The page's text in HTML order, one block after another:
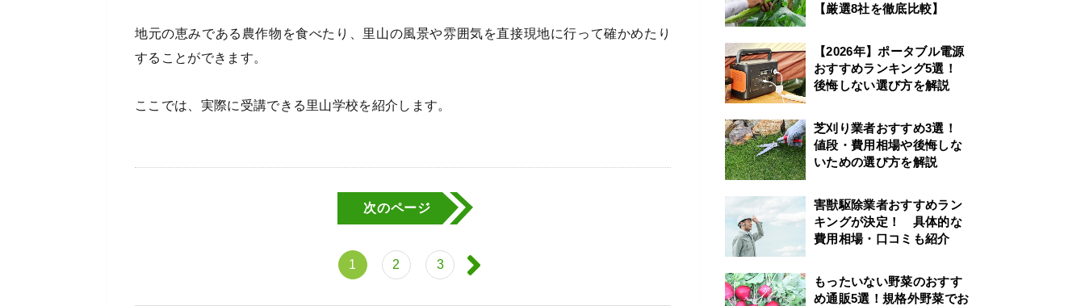
地元の恵みである農作物を食べたり、里山の風景や雰囲気を直接現地に行って確かめたり
することができます。
ここでは、実際に受講できる里山学校を紹介します。
次のページ
1 2 3
【厳選8社を徹底比較】
【2026年】ポータブル電源
おすすめランキング5選！
後悔しない選び方を解説
芝刈り業者おすすめ3選！
値段・費用相場や後悔しな
いための選び方を解説
害獣駆除業者おすすめラン
キングが決定！ 具体的な
費用相場・口コミも紹介
もったいない野菜のおすす
め通販5選！規格外野菜でお